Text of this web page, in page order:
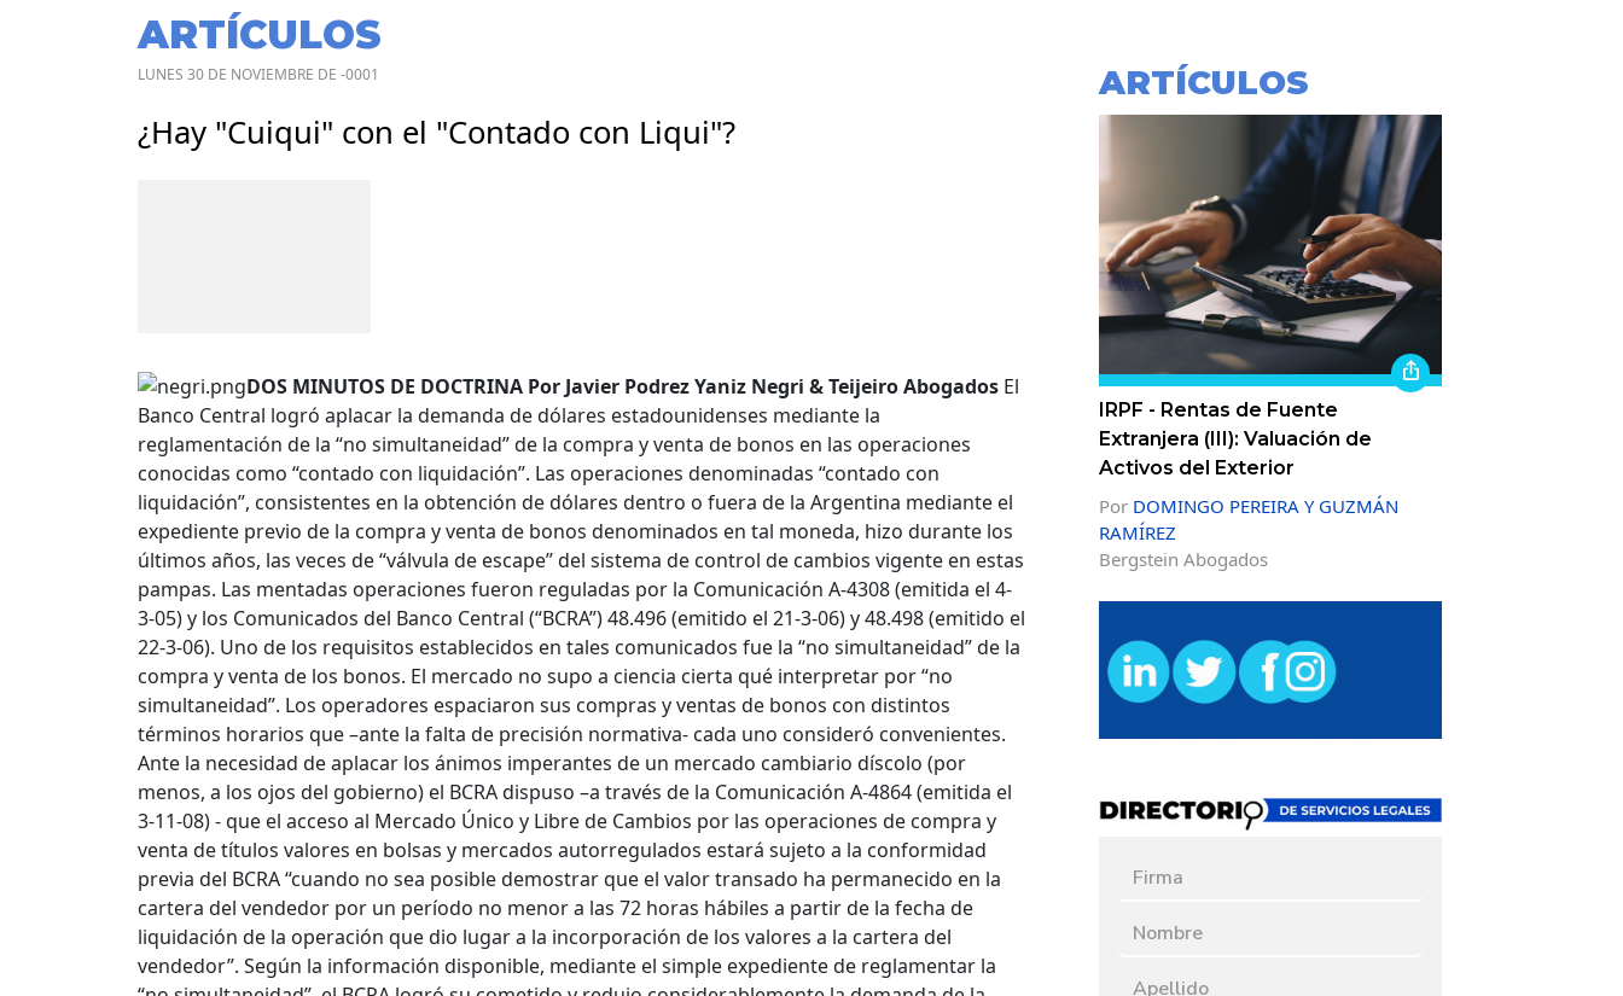
ARTÍCULOS
LUNES 30 DE NOVIEMBRE DE -0001
¿Hay "Cuiqui" con el "Contado con Liqui"?
DOS MINUTOS DE DOCTRINA Por Javier Podrez Yaniz Negri & Teijeiro Abogados El
Banco Central logró aplacar la demanda de dólares estadounidenses mediante la
reglamentación de la “no simultaneidad” de la compra y venta de bonos en las operaciones
conocidas como “contado con liquidación”. Las operaciones denominadas “contado con
liquidación”, consistentes en la obtención de dólares dentro o fuera de la Argentina mediante el
expediente previo de la compra y venta de bonos denominados en tal moneda, hizo durante los
últimos años, las veces de “válvula de escape” del sistema de control de cambios vigente en estas
pampas. Las mentadas operaciones fueron reguladas por la Comunicación A-4308 (emitida el 4-
3-05) y los Comunicados del Banco Central (“BCRA”) 48.496 (emitido el 21-3-06) y 48.498 (emitido el
22-3-06). Uno de los requisitos establecidos en tales comunicados fue la “no simultaneidad” de la
compra y venta de los bonos. El mercado no supo a ciencia cierta qué interpretar por “no
simultaneidad”. Los operadores espaciaron sus compras y ventas de bonos con distintos
términos horarios que –ante la falta de precisión normativa- cada uno consideró convenientes.
Ante la necesidad de aplacar los ánimos imperantes de un mercado cambiario díscolo (por
menos, a los ojos del gobierno) el BCRA dispuso –a través de la Comunicación A-4864 (emitida el
3-11-08) - que el acceso al Mercado Único y Libre de Cambios por las operaciones de compra y
venta de títulos valores en bolsas y mercados autorregulados estará sujeto a la conformidad
previa del BCRA “cuando no sea posible demostrar que el valor transado ha permanecido en la
cartera del vendedor por un período no menor a las 72 horas hábiles a partir de la fecha de
liquidación de la operación que dio lugar a la incorporación de los valores a la cartera del
vendedor”. Según la información disponible, mediante el simple expediente de reglamentar la
ARTÍCULOS
IRPF - Rentas de Fuente
Extranjera (III): Valuación de
Activos del Exterior
Por DOMINGO PEREIRA Y GUZMÁN
RAMÍREZ
Bergstein Abogados